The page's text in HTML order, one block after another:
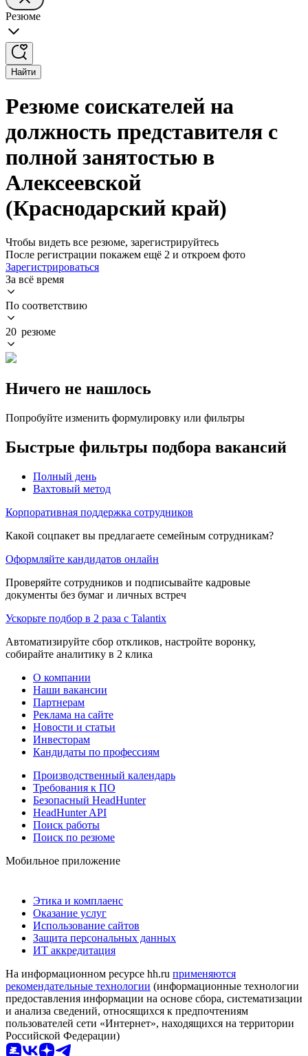
Резюме
Найти
Резюме соискателей на
должность представителя с
полной занятостью в
Алексеевской
(Краснодарский край)
Чтобы видеть все резюме, зарегистрируйтесь
После регистрации покажем ещё 2 и откроем фото
Зарегистрироваться
За всё время
По соответствию
20 резюме
Ничего не нашлось
Попробуйте изменить формулировку или фильтры
Быстрые фильтры подбора вакансий
Полный день
Вахтовый метод
Корпоративная поддержка сотрудников
Какой соцпакет вы предлагаете семейным сотрудникам?
Оформляйте кандидатов онлайн
Проверяйте сотрудников и подписывайте кадровые
документы без бумаг и личных встреч
Ускорьте подбор в 2 раза с Talantix
Автоматизируйте сбор откликов, настройте воронку,
собирайте аналитику в 2 клика
О компании
Наши вакансии
Партнерам
Реклама на сайте
Новости и статьи
Инвесторам
Кандидаты по профессиям
Производственный календарь
Требования к ПО
Безопасный HeadHunter
HeadHunter API
Поиск работы
Поиск по резюме
Мобильное приложение
Этика и комплаенс
Оказание услуг
Использование сайтов
Защита персональных данных
ИТ аккредитация
На информационном ресурсе hh.ru применяются
рекомендательные технологии (информационные технологии
предоставления информации на основе сбора, систематизации
и анализа сведений, относящихся к предпочтениям
пользователей сети «Интернет», находящихся на территории
Российской Федерации)